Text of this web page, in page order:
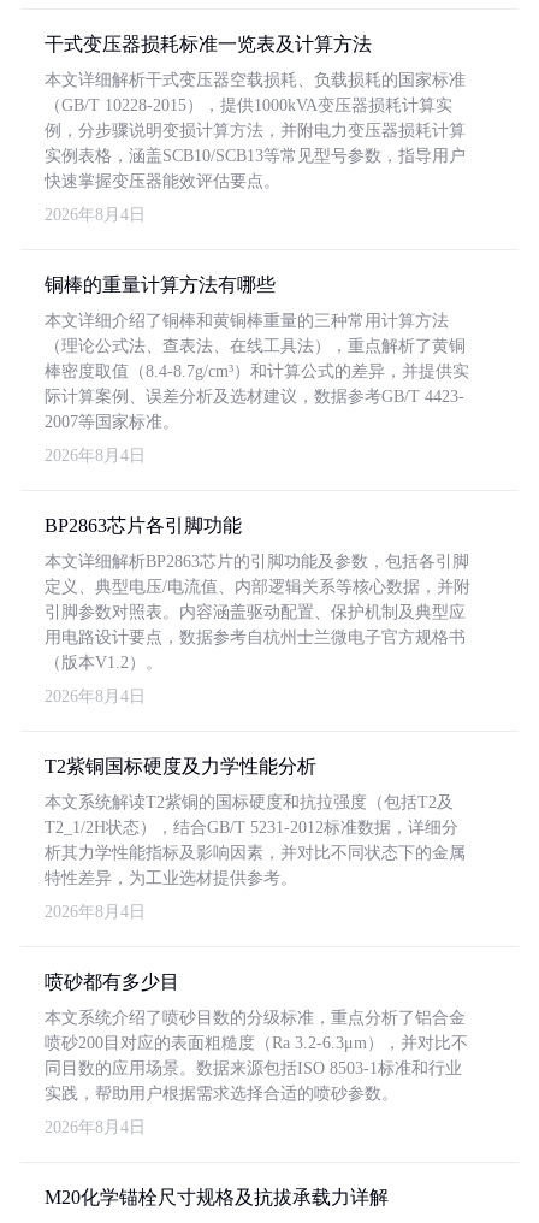
干式变压器损耗标准一览表及计算方法
本文详细解析干式变压器空载损耗、负载损耗的国家标准
（GB/T 10228-2015），提供1000kVA变压器损耗计算实
例，分步骤说明变损计算方法，并附电力变压器损耗计算
实例表格，涵盖SCB10/SCB13等常见型号参数，指导用户
快速掌握变压器能效评估要点。
2026年8月4日
铜棒的重量计算方法有哪些
本文详细介绍了铜棒和黄铜棒重量的三种常用计算方法
（理论公式法、查表法、在线工具法），重点解析了黄铜
棒密度取值（8.4-8.7g/cm³）和计算公式的差异，并提供实
际计算案例、误差分析及选材建议，数据参考GB/T 4423-
2007等国家标准。
2026年8月4日
BP2863芯片各引脚功能
本文详细解析BP2863芯片的引脚功能及参数，包括各引脚
定义、典型电压/电流值、内部逻辑关系等核心数据，并附
引脚参数对照表。内容涵盖驱动配置、保护机制及典型应
用电路设计要点，数据参考自杭州士兰微电子官方规格书
（版本V1.2）。
2026年8月4日
T2紫铜国标硬度及力学性能分析
本文系统解读T2紫铜的国标硬度和抗拉强度（包括T2及
T2_1/2H状态），结合GB/T 5231-2012标准数据，详细分
析其力学性能指标及影响因素，并对比不同状态下的金属
特性差异，为工业选材提供参考。
2026年8月4日
喷砂都有多少目
本文系统介绍了喷砂目数的分级标准，重点分析了铝合金
喷砂200目对应的表面粗糙度（Ra 3.2-6.3μm），并对比不
同目数的应用场景。数据来源包括ISO 8503-1标准和行业
实践，帮助用户根据需求选择合适的喷砂参数。
2026年8月4日
M20化学锚栓尺寸规格及抗拔承载力详解